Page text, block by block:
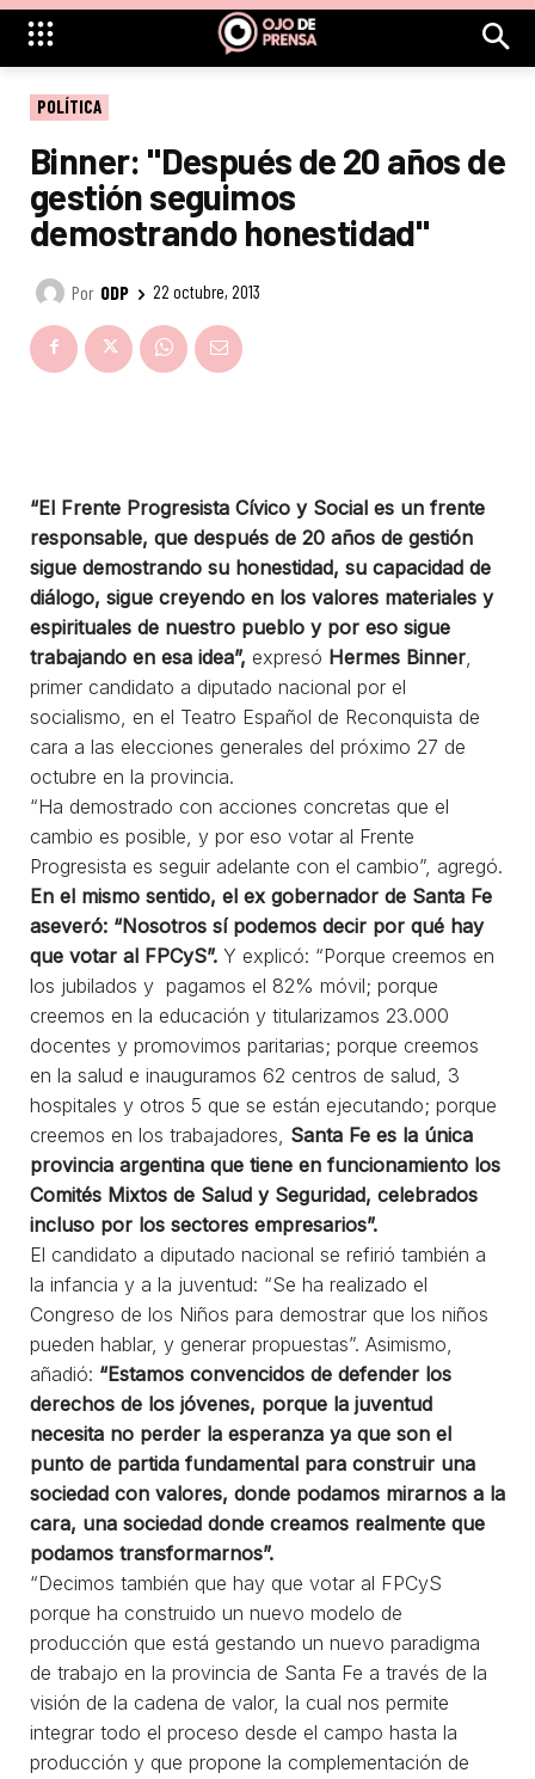
POLÍTICA
Binner: "Después de 20 años de
gestión seguimos
demostrando honestidad"
Por ODP 22 octubre, 2013
“El Frente Progresista Cívico y Social es un frente
responsable, que después de 20 años de gestión
sigue demostrando su honestidad, su capacidad de
diálogo, sigue creyendo en los valores materiales y
espirituales de nuestro pueblo y por eso sigue
trabajando en esa idea”, expresó Hermes Binner
primer candidato a diputado nacional por el
socialismo, en el Teatro Español de Reconquista de
cara a las elecciones generales del próximo 27 de
octubre en la provincia.
“Ha demostrado con acciones concretas que el
cambio es posible, y por eso votar al Frente
Progresista es seguir adelante con el cambio”, agregó.
En el mismo sentido, el ex gobernador de Santa Fe
aseveró: “Nosotros sí podemos decir por qué hay
que votar al FPCyS”. Y explicó: “Porque creemos en
los jubilados y pagamos el 82% móvil; porque
creemos en la educación y titularizamos 23.000
docentes y promovimos paritarias; porque creemos
en la salud e inauguramos 62 centros de salud, 3
hospitales y otros 5 que se están ejecutando; porque
creemos en los trabajadores, Santa Fe es la única
provincia argentina que tiene en funcionamiento los
Comités Mixtos de Salud y Seguridad, celebrados
incluso por los sectores empresarios”.
El candidato a diputado nacional se refirió también a
la infancia y a la juventud: “Se ha realizado el
Congreso de los Niños para demostrar que los niños
pueden hablar, y generar propuestas”. Asimismo,
añadió: “Estamos convencidos de defender los
derechos de los jóvenes, porque la juventud
necesita no perder la esperanza ya que son el
punto de partida fundamental para construir una
sociedad con valores, donde podamos mirarnos a la
cara, una sociedad donde creamos realmente que
podamos transformarnos”.
“Decimos también que hay que votar al FPCyS
porque ha construido un nuevo modelo de
producción que está gestando un nuevo paradigma
de trabajo en la provincia de Santa Fe a través de la
visión de la cadena de valor, la cual nos permite
integrar todo el proceso desde el campo hasta la
producción y que propone la complementación de